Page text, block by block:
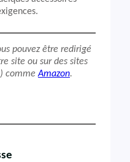
pouvez être redirigé
site ou sur des sites
commeAmazon.